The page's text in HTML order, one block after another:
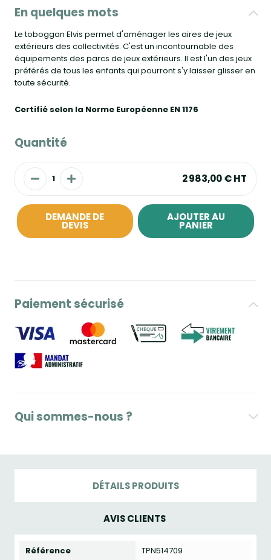
En quelques mots
Le toboggan Elvis permet d'aménager les aires de jeux
extérieurs des collectivités. C'est un incontournable des
équipements des parcs de jeux extérieurs. Il est l'un des jeux
préférés de tous les enfants qui pourront s'y laisser glisser en
toute sécurité.
Certifié selon la Norme Européenne EN 1176
Quantité
2 983,00 €HT
DEMANDE DE
DEVIS
AJOUTER AU
PANIER
Paiement sécurisé
Qui sommes-nous ?
DÉTAILS PRODUITS
AVIS CLIENTS
Référence TPN514709